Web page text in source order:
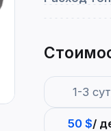
1-3
50 $/